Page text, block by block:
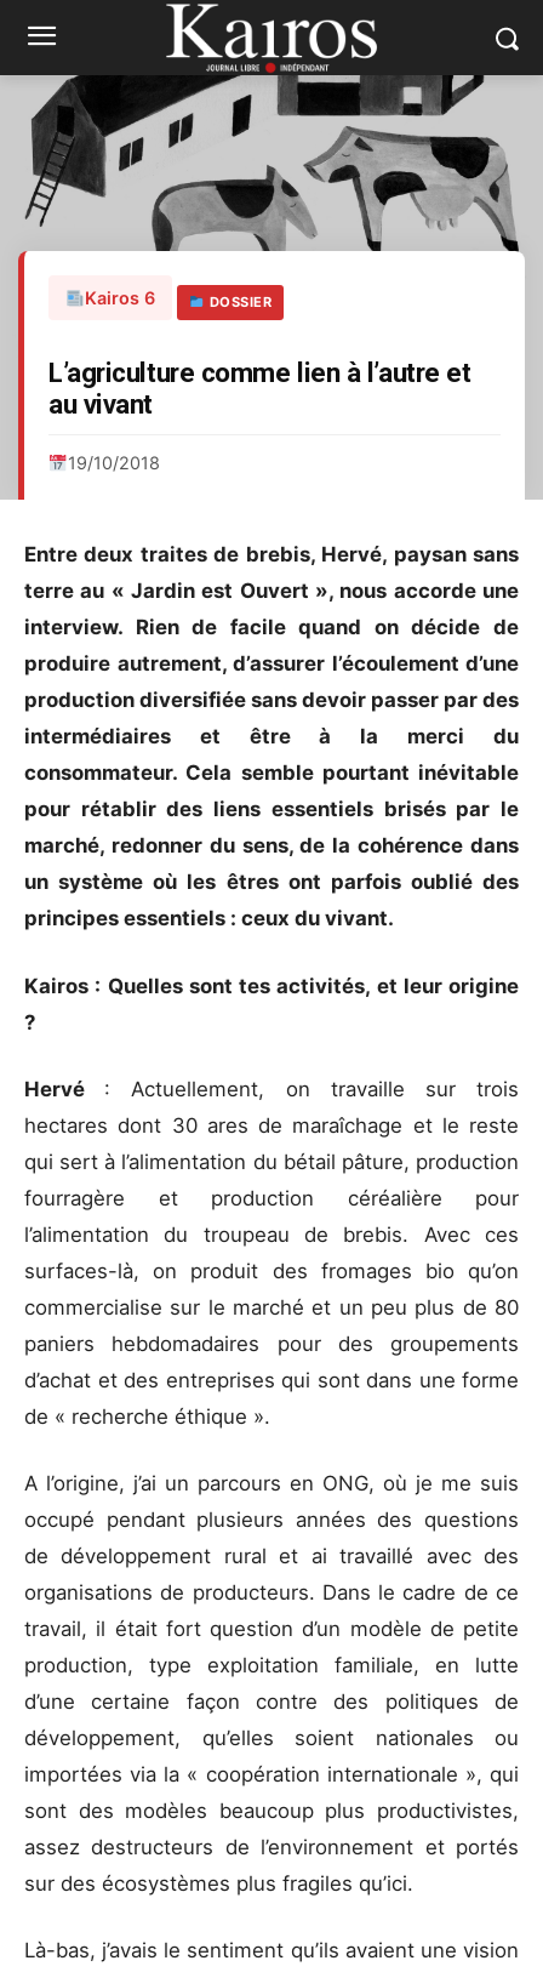
Kairos 6 DOSSIER
L’agriculture comme lien à l’autre et
au vivant
19/10/2018
Entre deux traites de brebis, Hervé, paysan sans
terre au « Jardin est Ouvert », nous accorde une
interview. Rien de facile quand on décide de
produire autrement, d’assurer l’écoulement d’une
production diversifiée sans devoir passer par des
intermédiaires et être à la merci du
consommateur. Cela semble pourtant inévitable
pour rétablir des liens essentiels brisés par le
marché, redonner du sens, de la cohérence dans
un système où les êtres ont parfois oublié des
principes essentiels : ceux du vivant.
Kairos : Quelles sont tes activités, et leur origine
?
Hervé : Actuellement, on travaille sur trois
hectares dont 30 ares de maraîchage et le reste
qui sert à l’alimentation du bétail pâture, production
fourragère et production céréalière pour
l’alimentation du troupeau de brebis. Avec ces
surfaces-là, on produit des fromages bio qu’on
commercialise sur le marché et un peu plus de 80
paniers hebdomadaires pour des groupements
d’achat et des entreprises qui sont dans une forme
de « recherche éthique ».
A l’origine, j’ai un parcours en ONG, où je me suis
occupé pendant plusieurs années des questions
de développement rural et ai travaillé avec des
organisations de producteurs. Dans le cadre de ce
travail, il était fort question d’un modèle de petite
production, type exploitation familiale, en lutte
d’une certaine façon contre des politiques de
développement, qu’elles soient nationales ou
importées via la « coopération internationale », qui
sont des modèles beaucoup plus productivistes,
assez destructeurs de l’environnement et portés
sur des écosystèmes plus fragiles qu’ici.
Là-bas, j’avais le sentiment qu’ils avaient une vision